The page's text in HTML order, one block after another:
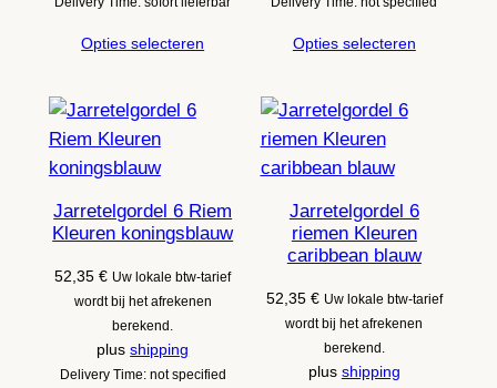
Opties selecteren Opties selecteren
Jarretelgordel 6 Riem
Kleuren koningsblauw
52,35€ Uw lokale btw-tarief
wordt bij het afrekenen
berekend.
plusshipping
Delivery Time: not specified
Jarretelgordel 6
riemen Kleuren
caribbean blauw
52,35 € Uw lokale btw-tarief
wordt bij het afrekenen
berekend.
plus shipping